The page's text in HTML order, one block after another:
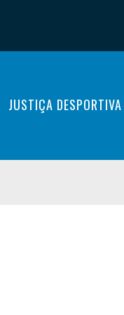
JUSTIÇA DESPORTIVA